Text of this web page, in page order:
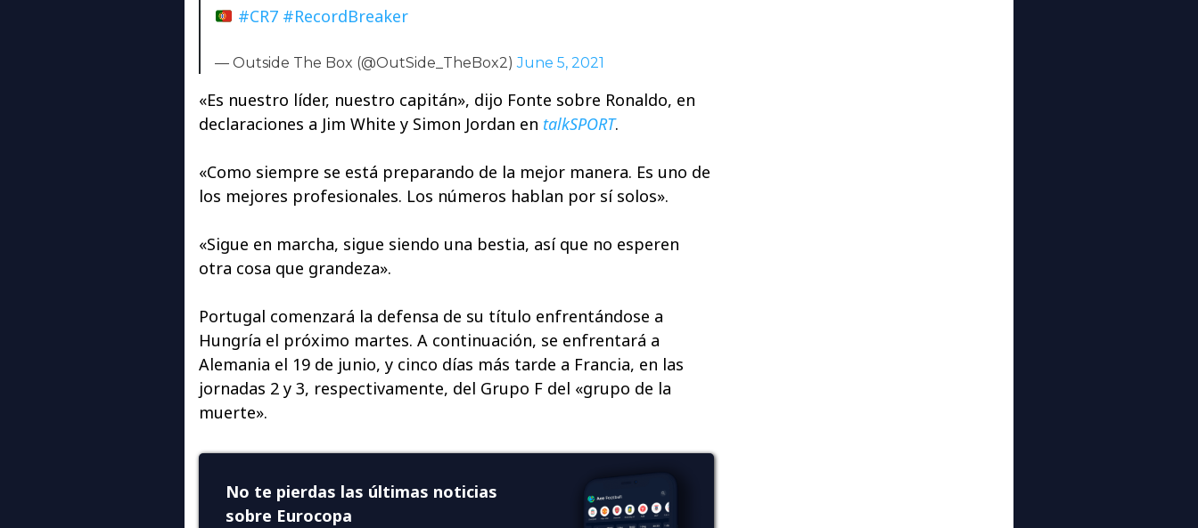
#CR7 #RecordBreaker
— Outside The Box (@OutSide_TheBox2)June 5, 2021
«Es nuestro líder, nuestro capitán», dijo Fonte sobre Ronaldo, en
declaraciones a Jim White y Simon Jordan en talkSPORT.
«Como siempre se está preparando de la mejor manera. Es uno de
los mejores profesionales. Los números hablan por sí solos».
«Sigue en marcha, sigue siendo una bestia, así que no esperen
otra cosa que grandeza».
Portugal comenzará la defensa de su título enfrentándose a
Hungría el próximo martes. A continuación, se enfrentará a
Alemania el 19 de junio, y cinco días más tarde a Francia, en las
jornadas 2 y 3, respectivamente, del Grupo F del «grupo de la
muerte».
No te pierdas las últimas noticias
sobre Eurocopa